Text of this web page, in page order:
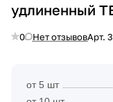
удлиненный
0 Нет отзывовАрт.
от 5 шт